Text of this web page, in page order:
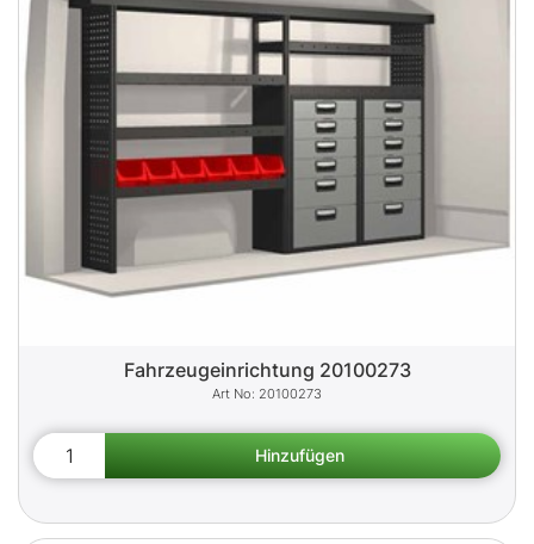
Fahrzeugeinrichtung 20100273
20100273